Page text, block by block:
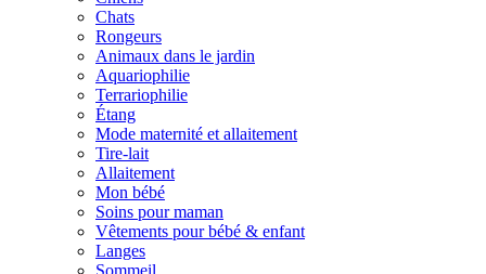
Chats
Rongeurs
Animaux dans le jardin
Aquariophilie
Terrariophilie
Étang
Mode maternité et allaitement
Tire-lait
Allaitement
Mon bébé
Soins pour maman
Vêtements pour bébé & enfant
Langes
Sommeil